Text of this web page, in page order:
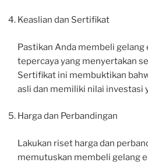
Keaslian dan Sertifikat
Pastikan Anda membeli gelang
tepercaya yang menyertakan
Sertifikat ini membuktikan
asli dan memiliki nilai investasi
Harga dan Perbandingan
Lakukan riset harga dan
memutuskan membeli gelang